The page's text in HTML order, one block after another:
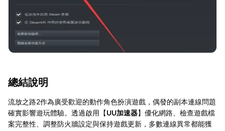
總結說明
流放之路2作為廣受歡迎的動作角色扮演遊戲，偶發的副本連線問題
確實影響遊玩體驗。透過啟用【UU加速器】優化網路、檢查遊戲檔
案完整性、調整防火牆設定與保持遊戲更新，多數連線異常都能獲